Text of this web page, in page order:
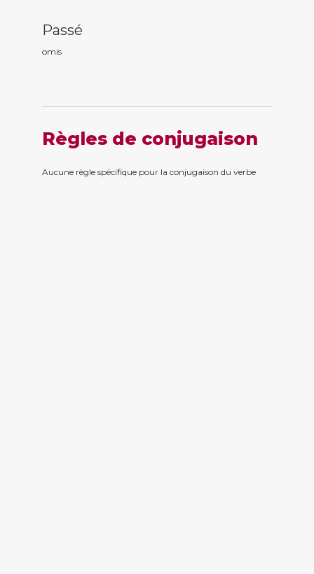
Passé
omis
Règles de conjugaison
Aucune règle spécifique pour la conjugaison du verbe